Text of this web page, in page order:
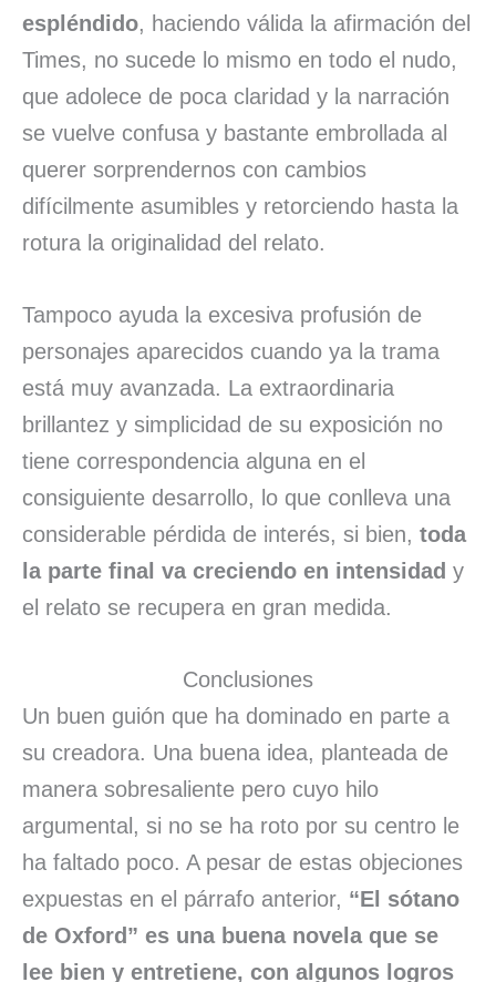
espléndido, haciendo válida la afirmación del
Times, no sucede lo mismo en todo el nudo,
que adolece de poca claridad y la narración
se vuelve confusa y bastante embrollada al
querer sorprendernos con cambios
difícilmente asumibles y retorciendo hasta la
rotura la originalidad del relato.
Tampoco ayuda la excesiva profusión de
personajes aparecidos cuando ya la trama
está muy avanzada. La extraordinaria
brillantez y simplicidad de su exposición no
tiene correspondencia alguna en el
consiguiente desarrollo, lo que conlleva una
considerable pérdida de interés, si bien, toda
la parte final va creciendo en intensidad y
el relato se recupera en gran medida.
Conclusiones
Un buen guión que ha dominado en parte a
su creadora. Una buena idea, planteada de
manera sobresaliente pero cuyo hilo
argumental, si no se ha roto por su centro le
ha faltado poco. A pesar de estas objeciones
expuestas en el párrafo anterior, “El sótano
de Oxford” es una buena novela que se
lee bien y entretiene, con algunos logros